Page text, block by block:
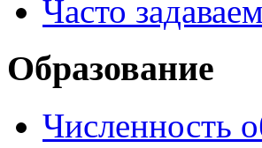
Часто
Образование
Численность